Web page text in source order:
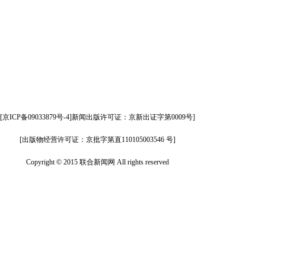
[京ICP备09033879号-4]新闻出版许可证：京新出证字第0009号]
[出版物经营许可证：京批字第直110105003546 号]
Copyright © 2015 联合新闻网 All rights reserved